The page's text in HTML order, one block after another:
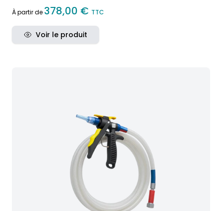
À partir de 378,00 € TTC
Voir le produit